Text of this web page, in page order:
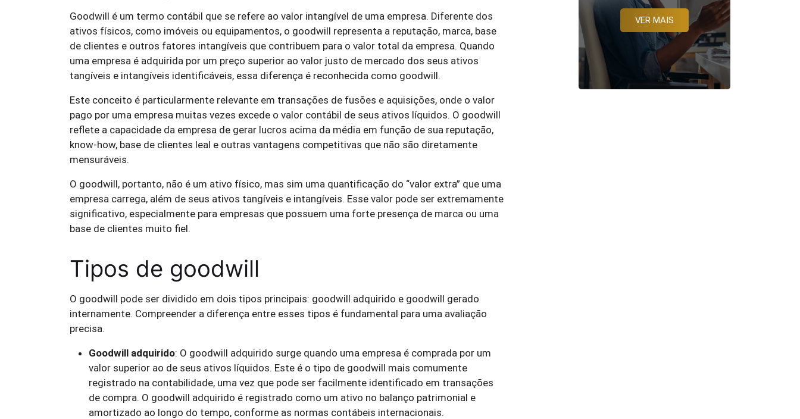
Goodwill é um termo contábil que se refere ao valor intangível de uma empresa. Diferente dos
ativos físicos, como imóveis ou equipamentos, o goodwill representa a reputação, marca, base
de clientes e outros fatores intangíveis que contribuem para o valor total da empresa. Quando
uma empresa é adquirida por um preço superior ao valor justo de mercado dos seus ativos
tangíveis e intangíveis identificáveis, essa diferença é reconhecida como goodwill.
Este conceito é particularmente relevante em transações de fusões e aquisições, onde o valor
pago por uma empresa muitas vezes excede o valor contábil de seus ativos líquidos. O goodwill
reflete a capacidade da empresa de gerar lucros acima da média em função de sua reputação,
know-how, base de clientes leal e outras vantagens competitivas que não são diretamente
mensuráveis.
O goodwill, portanto, não é um ativo físico, mas sim uma quantificação do “valor extra” que uma
empresa carrega, além de seus ativos tangíveis e intangíveis. Esse valor pode ser extremamente
significativo, especialmente para empresas que possuem uma forte presença de marca ou uma
base de clientes muito fiel.
Tipos de goodwill
O goodwill pode ser dividido em dois tipos principais: goodwill adquirido e goodwill gerado
internamente. Compreender a diferença entre esses tipos é fundamental para uma avaliação
precisa.
Goodwill adquirido: O goodwill adquirido surge quando uma empresa é comprada por um
valor superior ao de seus ativos líquidos. Este é o tipo de goodwill mais comumente
registrado na contabilidade, uma vez que pode ser facilmente identificado em transações
de compra. O goodwill adquirido é registrado como um ativo no balanço patrimonial e
amortizado ao longo do tempo, conforme as normas contábeis internacionais.
VER MAIS